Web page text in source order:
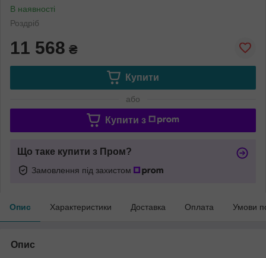
В наявності
Роздріб
11 568 ₴
Купити
або
Купити з
Що таке купити з Пром?
Замовлення під захистом
Опис Характеристики Доставка Оплата Умови
Опис